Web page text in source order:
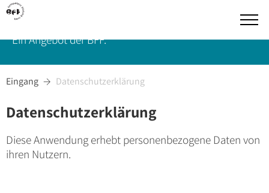
Medien- und Sozialpädagogik
Ein Angebot der BFF.
Eingang  Datenschutzerklärung
Datenschutzerklärung
Diese Anwendung erhebt personenbezogene Daten von
ihren Nutzern.